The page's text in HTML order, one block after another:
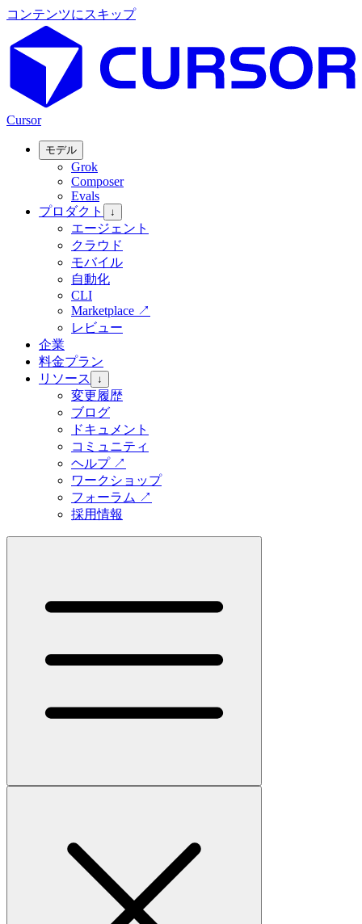
コンテンツにスキップ
Cursor
モデル
Grok
Composer
Evals
プロダクト
↓
エージェント
クラウド
モバイル
自動化
CLI
Marketplace ↗
レビュー
企業
料金プラン
リソース
↓
変更履歴
ブログ
ドキュメント
コミュニティ
ヘルプ↗
ワークショップ
フォーラム ↗
採用情報